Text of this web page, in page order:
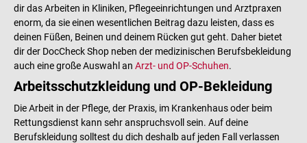
dir das Arbeiten in Kliniken, Pflegeeinrichtungen und Arztpraxen
enorm, da sie einen wesentlichen Beitrag dazu leisten, dass es
deinen Füßen, Beinen und deinem Rücken gut geht. Daher bietet
dir der DocCheck Shop neben der medizinischen Berufsbekleidung
auch eine große Auswahl an Arzt- und OP-Schuhen.
Arbeitsschutzkleidung und OP-Bekleidung
Die Arbeit in der Pflege, der Praxis, im Krankenhaus oder beim
Rettungsdienst kann sehr anspruchsvoll sein. Auf deine
Berufskleidung solltest du dich deshalb auf jeden Fall verlassen